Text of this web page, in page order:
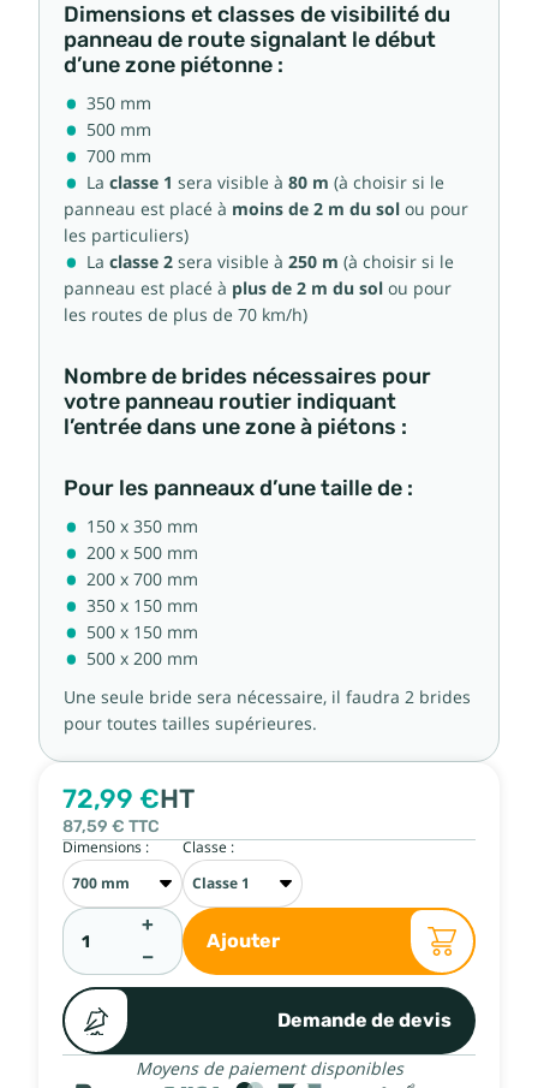
Dimensions et classes de visibilité du
panneau de route signalant le début
d’une zone piétonne :
350 mm
500 mm
700 mm
La classe 1 sera visible à 80 m (à choisir si le
panneau est placé à moins de 2 m du sol ou pour
les particuliers)
La classe 2 sera visible à 250 m (à choisir si le
panneau est placé à plus de 2 m du sol ou pour
les routes de plus de 70 km/h)
Nombre de brides nécessaires pour
votre panneau routier indiquant
l’entrée dans une zone à piétons :
Pour les panneaux d’une taille de :
150 x 350 mm
200 x 500 mm
200 x 700 mm
350 x 150 mm
500 x 150 mm
500 x 200 mm
Une seule bride sera nécessaire, il faudra 2 brides
pour toutes tailles supérieures.
72,99 €HT
87,59 € TTC
Dimensions : Classe :
+
−
Ajouter
Demande de devis
Moyens de paiement disponibles